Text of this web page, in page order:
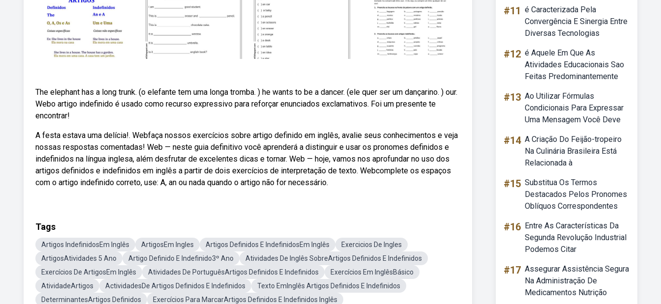
The elephant has a long trunk. (o elefante tem uma longa tromba. ) he wants to be a dancer. (ele quer ser um dançarino. ) our.
Webo artigo indefinido é usado como recurso expressivo para reforçar enunciados exclamativos. Foi um presente te
encontrar!
A festa estava uma delícia!. Webfaça nossos exercícios sobre artigo definido em inglês, avalie seus conhecimentos e veja
nossas respostas comentadas! Web — neste guia definitivo você aprenderá a distinguir e usar os pronomes definidos e
indefinidos na língua inglesa, além desfrutar de excelentes dicas e tornar. Web — hoje, vamos nos aprofundar no uso dos
artigos definidos e indefinidos em inglês a partir de dois exercícios de interpretação de texto. Webcomplete os espaços
com o artigo indefinido correto, use: A, an ou nada quando o artigo não for necessário.
Tags
Artigos IndefinidosEm Inglês ArtigosEm Ingles Artigos Definidos E IndefinidosEm Inglês
Exercicios De Ingles
ArtigosAtividades 5 Ano
Artigo Definido E Indefinido3º Ano
Atividades De Inglês SobreArtigos Definidos E Indefinidos
Exercícios De ArtigosEm Inglês
Atividades De PortuguêsArtigos Definidos E Indefinidos
Exercícios Em InglêsBásico
AtividadeArtigos
ActividadesDe Artigos Definidos E Indefinidos
Texto EmInglês Artigos Definidos E Indefinidos
DeterminantesArtigos Definidos
Exercícios Para MarcarArtigos Definidos E Indefinidos Inglês
#11 é Caracterizada Pela
Convergência E Sinergia Entre
Diversas Tecnologias
#12 é Aquele Em Que As
Atividades Educacionais Sao
Feitas Predominantemente
#13 Ao Utilizar Fórmulas
Condicionais Para Expressar
Uma Mensagem Você Deve
#14 A Criação Do Feijão-tropeiro
Na Culinária Brasileira Está
Relacionada à
#15 Substitua Os Termos
Destacados Pelos Pronomes
Oblíquos Correspondentes
#16 Entre As Características Da
Segunda Revolução Industrial
Podemos Citar
#17 Assegurar Assistência Segura
Na Administração De
Medicamentos Nutrição